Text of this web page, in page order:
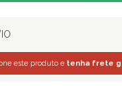
este produto e tenha frete